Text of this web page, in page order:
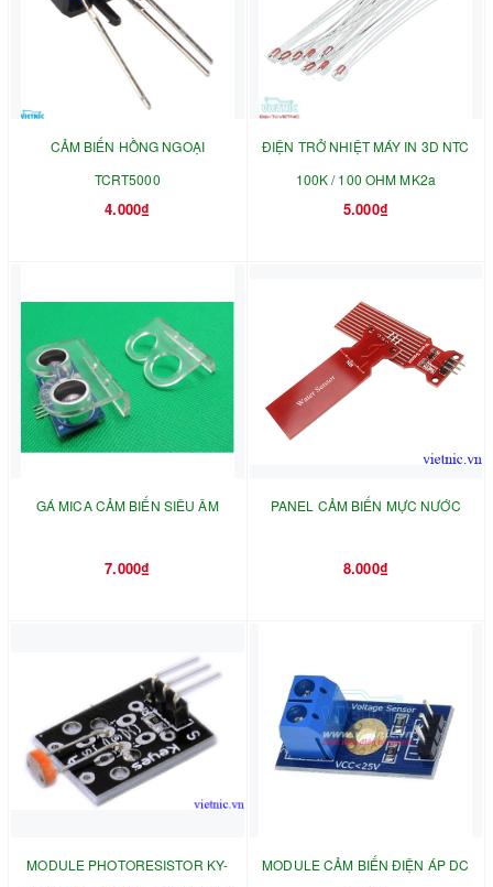
CẢM BIẾN HỒNG NGOẠI
TCRT5000
4.000₫
ĐIỆN TRỞ NHIỆT MÁY IN 3D NTC
100K / 100 OHM MK2a
5.000₫
GÁ MICA CẢM BIẾN SIÊU ÂM
7.000₫
PANEL CẢM BIẾN MỰC NƯỚC
8.000₫
MODULE PHOTORESISTOR KY-
MODULE CẢM BIẾN ĐIỆN ÁP DC